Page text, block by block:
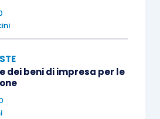
dei beni di impresa per le